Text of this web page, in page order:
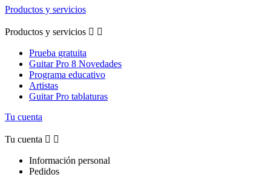
Productos y servicios
Productos y servicios  
Prueba gratuita
Guitar Pro 8 Novedades
Programa educativo
Artistas
Guitar Pro tablaturas
Tu cuenta
Tu cuenta  
Información personal
Pedidos